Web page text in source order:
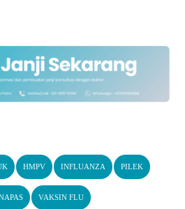
HMPV INFLUANZA PILEK
VAKSIN FLU